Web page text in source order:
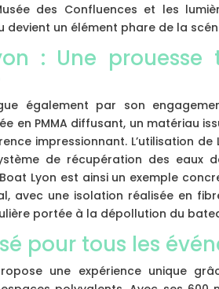
des Confluences et les
devient un élément phare de la
: Une prouesse
également par son
en PMMA diffusant, un matériau
impressionnant. L’utilisation de
de récupération des eaux
Lyon est ainsi un exemple
avec une isolation réalisée en
portée à la dépollution du
pour tous les
une expérience unique